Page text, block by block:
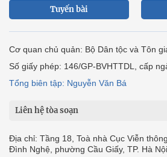
Tuyến bài
Cơ quan chủ quản: Bộ Dân tộc và Tôn
Số giấy phép: 146/GP-BVHTTDL, cấp
Tổng biên tập: Nguyễn Văn Bá
Liên hệ tòa soạn
Địa chỉ: Tầng 18, Toà nhà Cục Viễn
Đình Nghệ, phường Cầu Giấy, TP. Hà Nội.